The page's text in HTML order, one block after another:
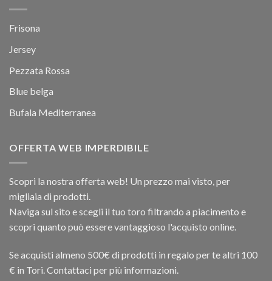
Frisona
Jersey
Pezzata Rossa
Blue belga
Bufala Mediterranea
OFFERTA WEB IMPERDIBILE
Scopri la nostra offerta web! Un prezzo mai visto, per
migliaia di prodotti.
Naviga sul sito e scegli il tuo toro filtrando a piacimento e
scopri quanto può essere vantaggioso l'acquisto online.
Se acquisti almeno 500€ di prodotti in regalo per te altri 100
€ in Tori. Contattaci per più informazioni.